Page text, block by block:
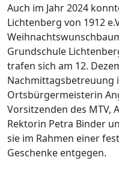
Auch im Jahr 2024
Lichtenberg von 1912
Grundschule
trafen sich am 12.
Nachmittagsbetreuung
Ortsbürgermeisterin
Vorsitzenden des MTV,
Rektorin Petra Binder
sie im Rahmen einer
Geschenke entgegen.